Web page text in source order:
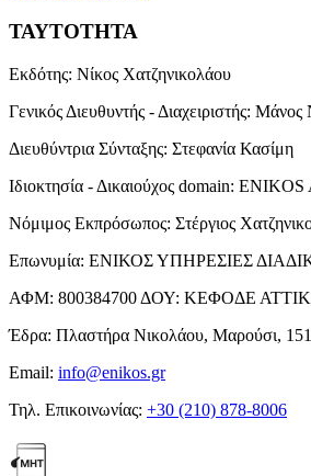
ΤΑΥΤΟΤΗΤΑ
Εκδότης: Νίκος Χατζηνικολάου
Γενικός Διευθυντής - Διαχειριστής: Μάνος
Διευθύντρια Σύνταξης: Στεφανία Κασίμη
Ιδιοκτησία - Δικαιούχος domain: ENIKOS
Νόμιμος Εκπρόσωπος: Στέργιος
Επωνυμία: ΕΝΙΚΟΣ ΥΠΗΡΕΣΙΕΣ
ΑΦΜ: 800384700 ΔΟΥ: ΚΕΦΟΔΕ
Έδρα: Πλαστήρα Νικολάου, Μαρούσι,
Email: info@enikos.gr
Τηλ. Επικοινωνίας: +30 (210) 878-8006